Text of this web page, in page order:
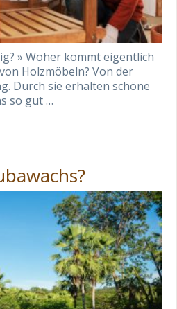
» Woher kommt eigentlich
Holzmöbeln? Von der
Durch sie erhalten schöne
so gut …